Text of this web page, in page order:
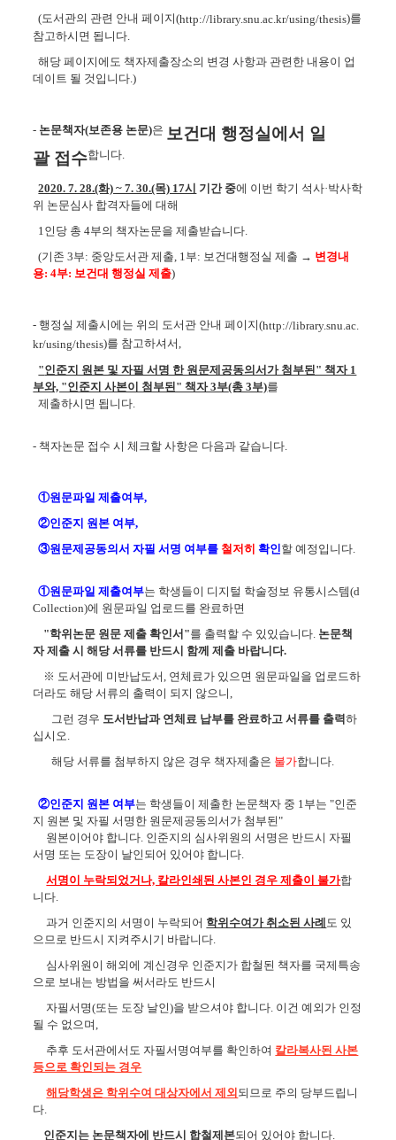
(도서관의 관련 안내 페이지(http://library.snu.ac.kr/using/thesis)를
참고하시면 됩니다.
해당 페이지에도 책자제출장소의 변경 사항과 관련한 내용이 업
데이트 될 것입니다.)
- 논문책자(보존용 논문)은 보건대 행정실에서 일
괄 접수합니다.
2020. 7. 28.(화) ~ 7. 30.(목) 17시 기간 중에 이번 학기 석사·박사학
위 논문심사 합격자들에 대해
1인당 총 4부의 책자논문을 제출받습니다.
(기존 3부: 중앙도서관 제출, 1부: 보건대행정실 제출 → 변경내
용: 4부: 보건대 행정실 제출)
- 행정실 제출시에는 위의 도서관 안내 페이지(http://library.snu.ac.
kr/using/thesis)를 참고하셔서,
"인준지 원본 및 자필 서명 한 원문제공동의서가 첨부된" 책자 1
부와, "인준지 사본이 첨부된" 책자 3부(총 3부)를
제출하시면 됩니다.
- 책자논문 접수 시 체크할 사항은 다음과 같습니다.
①원문파일 제출여부,
②인준지 원본 여부,
③원문제공동의서 자필 서명 여부를 철저히 확인할 예정입니다.
①원문파일 제출여부는 학생들이 디지털 학술정보 유통시스템(d
Collection)에 원문파일 업로드를 완료하면
"학위논문 원문 제출 확인서"를 출력할 수 있있습니다. 논문책
자 제출 시 해당 서류를 반드시 함께 제출 바랍니다.
※ 도서관에 미반납도서, 연체료가 있으면 원문파일을 업로드하
더라도 해당 서류의 출력이 되지 않으니,
그런 경우 도서반납과 연체료 납부를 완료하고 서류를 출력하
십시오.
해당 서류를 첨부하지 않은 경우 책자제출은 불가합니다.
②인준지 원본 여부는 학생들이 제출한 논문책자 중 1부는 "인준
지 원본 및 자필 서명한 원문제공동의서가 첨부된"
원본이어야 합니다. 인준지의 심사위원의 서명은 반드시 자필
서명 또는 도장이 날인되어 있어야 합니다.
서명이 누락되었거나, 칼라인쇄된 사본인 경우 제출이 불가합
니다.
과거 인준지의 서명이 누락되어 학위수여가 취소된 사례 도 있
으므로 반드시 지켜주시기 바랍니다.
심사위원이 해외에 계신경우 인준지가 합철된 책자를 국제특송
으로 보내는 방법을 써서라도 반드시
자필서명(또는 도장 날인)을 받으셔야 합니다. 이건 예외가 인정
될 수 없으며,
추후 도서관에서도 자필서명여부를 확인하여 칼라복사된 사본
등으로 확인되는 경우
해당학생은 학위수여 대상자에서 제외 되므로 주의 당부드립니
다.
인준지는 논문책자에 반드시 합철제본되어 있어야 합니다.